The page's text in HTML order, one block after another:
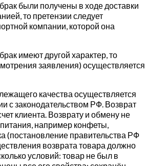
были получены в ходе доставки
то претензии следует
компании, которой она
имеют другой характер, то
заявления) осуществляется
качества осуществляется
с законодательством РФ. Возврат
клиента. Возврату и обмену не
например конфеты,
(постановление правительства РФ
возврата товара должно
условий: товар не был в